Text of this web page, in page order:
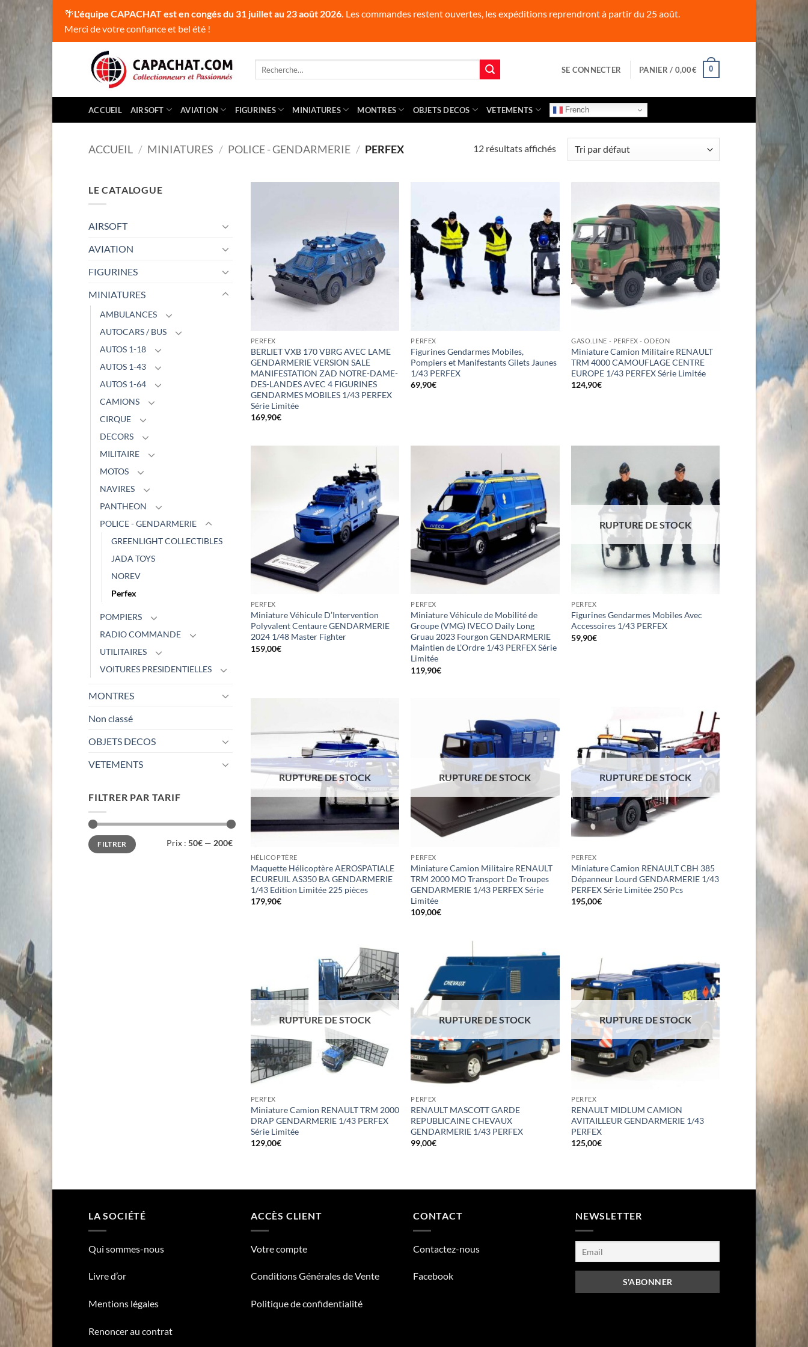
🌴L'équipe CAPACHAT est en congés du 31 juillet au 23 août 2026. Les commandes restent ouvertes, les expéditions reprendront à partir du 25 août.
Merci de votre confiance et bel été !
SE CONNECTER PANIER / 0,00€ 0
ACCUEIL AIRSOFT AVIATION FIGURINES MINIATURES MONTRES OBJETS DECOS VETEMENTS French
ACCUEIL / MINIATURES / POLICE - GENDARMERIE / PERFEX 12 résultats affichés
LE CATALOGUE
AIRSOFT
AVIATION
FIGURINES
MINIATURES
AMBULANCES
AUTOCARS / BUS
AUTOS 1-18
AUTOS 1-43
AUTOS 1-64
CAMIONS
CIRQUE
DECORS
MILITAIRE
MOTOS
NAVIRES
PANTHEON
POLICE - GENDARMERIE
GREENLIGHT COLLECTIBLES
JADA TOYS
NOREV
Perfex
POMPIERS
RADIO COMMANDE
UTILITAIRES
VOITURES PRESIDENTIELLES
MONTRES
Non classé
OBJETS DECOS
VETEMENTS
FILTRER PAR TARIF
Prix
min
Prix
maxFILTRER Prix : 50€ — 200€
PERFEX
BERLIET VXB 170 VBRG AVEC LAME
GENDARMERIE VERSION SALE
MANIFESTATION ZAD NOTRE-DAME-
DES-LANDES AVEC 4 FIGURINES
GENDARMES MOBILES 1/43 PERFEX
Série Limitée
169,90€
PERFEX
Figurines Gendarmes Mobiles,
Pompiers et Manifestants Gilets Jaunes
1/43 PERFEX
69,90€
GASO.LINE - PERFEX - ODEON
Miniature Camion Militaire RENAULT
TRM 4000 CAMOUFLAGE CENTRE
EUROPE 1/43 PERFEX Série Limitée
124,90€
PERFEX
Miniature Véhicule D’Intervention
Polyvalent Centaure GENDARMERIE
2024 1/48 Master Fighter
159,00€
PERFEX
Miniature Véhicule de Mobilité de
Groupe (VMG) IVECO Daily Long
Gruau 2023 Fourgon GENDARMERIE
Maintien de L’Ordre 1/43 PERFEX Série
Limitée
119,90€
RUPTURE DE STOCK
PERFEX
Figurines Gendarmes Mobiles Avec
Accessoires 1/43 PERFEX
59,90€
RUPTURE DE STOCK
HÉLICOPTÈRE
Maquette Hélicoptère AEROSPATIALE
ECUREUIL AS350 BA GENDARMERIE
1/43 Edition Limitée 225 pièces
179,90€
RUPTURE DE STOCK
PERFEX
Miniature Camion Militaire RENAULT
TRM 2000 MO Transport De Troupes
GENDARMERIE 1/43 PERFEX Série
Limitée
109,00€
RUPTURE DE STOCK
PERFEX
Miniature Camion RENAULT CBH 385
Dépanneur Lourd GENDARMERIE 1/43
PERFEX Série Limitée 250 Pcs
195,00€
RUPTURE DE STOCK
PERFEX
Miniature Camion RENAULT TRM 2000
DRAP GENDARMERIE 1/43 PERFEX
Série Limitée
129,00€
RUPTURE DE STOCK
PERFEX
RENAULT MASCOTT GARDE
REPUBLICAINE CHEVAUX
GENDARMERIE 1/43 PERFEX
99,00€
RUPTURE DE STOCK
PERFEX
RENAULT MIDLUM CAMION
AVITAILLEUR GENDARMERIE 1/43
PERFEX
125,00€
LA SOCIÉTÉ
Qui sommes-nous
Livre d’or
Mentions légales
Renoncer au contrat
ACCÈS CLIENT
Votre compte
Conditions Générales de Vente
Politique de confidentialité
CONTACT
Contactez-nous
Facebook
NEWSLETTER